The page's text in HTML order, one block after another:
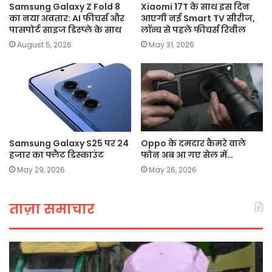
Samsung Galaxy Z Fold 8
का नया अवतार: AI फीचर्स और
पासपोर्ट साइज डिस्प्ले के साथ
August 5, 2026
Xiaomi 17T के साथ इस दिन
आएगी नई Smart TV सीरीज,
लॉन्च से पहले फीचर्स रिवील
May 31, 2026
Samsung Galaxy S25 पर 24
हजार का फ्लैट डिस्काउंट
May 29, 2026
Oppo के दमदार कैमरे वाले
फोन अब आ गए सेल में…
May 26, 2026
ताज़ा समाचार